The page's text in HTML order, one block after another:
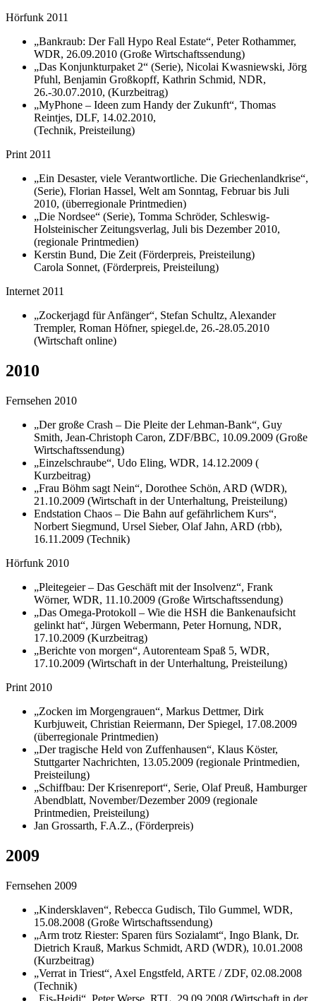
Hörfunk 2011
„Bankraub: Der Fall Hypo Real Estate“, Peter Rothammer,
WDR, 26.09.2010 (Große Wirtschaftssendung)
„Das Konjunkturpaket 2“ (Serie), Nicolai Kwasniewski, Jörg
Pfuhl, Benjamin Großkopff, Kathrin Schmid, NDR,
26.-30.07.2010, (Kurzbeitrag)
„MyPhone – Ideen zum Handy der Zukunft“, Thomas
Reintjes, DLF, 14.02.2010,
(Technik, Preisteilung)
Print 2011
„Ein Desaster, viele Verantwortliche. Die Griechenlandkrise“,
(Serie), Florian Hassel, Welt am Sonntag, Februar bis Juli
2010, (überregionale Printmedien)
„Die Nordsee“ (Serie), Tomma Schröder, Schleswig-
Holsteinischer Zeitungsverlag, Juli bis Dezember 2010,
(regionale Printmedien)
Kerstin Bund, Die Zeit (Förderpreis, Preisteilung)
Carola Sonnet, (Förderpreis, Preisteilung)
Internet 2011
„Zockerjagd für Anfänger“, Stefan Schultz, Alexander
Trempler, Roman Höfner, spiegel.de, 26.-28.05.2010
(Wirtschaft online)
2010
Fernsehen 2010
„Der große Crash – Die Pleite der Lehman-Bank“, Guy
Smith, Jean-Christoph Caron, ZDF/BBC, 10.09.2009 (Große
Wirtschaftssendung)
„Einzelschraube“, Udo Eling, WDR, 14.12.2009 (
Kurzbeitrag)
„Frau Böhm sagt Nein“, Dorothee Schön, ARD (WDR),
21.10.2009 (Wirtschaft in der Unterhaltung, Preisteilung)
Endstation Chaos – Die Bahn auf gefährlichem Kurs“,
Norbert Siegmund, Ursel Sieber, Olaf Jahn, ARD (rbb),
16.11.2009 (Technik)
Hörfunk 2010
„Pleitegeier – Das Geschäft mit der Insolvenz“, Frank
Wörner, WDR, 11.10.2009 (Große Wirtschaftssendung)
„Das Omega-Protokoll – Wie die HSH die Bankenaufsicht
gelinkt hat“, Jürgen Webermann, Peter Hornung, NDR,
17.10.2009 (Kurzbeitrag)
„Berichte von morgen“, Autorenteam Spaß 5, WDR,
17.10.2009 (Wirtschaft in der Unterhaltung, Preisteilung)
Print 2010
„Zocken im Morgengrauen“, Markus Dettmer, Dirk
Kurbjuweit, Christian Reiermann, Der Spiegel, 17.08.2009
(überregionale Printmedien)
„Der tragische Held von Zuffenhausen“, Klaus Köster,
Stuttgarter Nachrichten, 13.05.2009 (regionale Printmedien,
Preisteilung)
„Schiffbau: Der Krisenreport“, Serie, Olaf Preuß, Hamburger
Abendblatt, November/Dezember 2009 (regionale
Printmedien, Preisteilung)
Jan Grossarth, F.A.Z., (Förderpreis)
2009
Fernsehen 2009
„Kindersklaven“, Rebecca Gudisch, Tilo Gummel, WDR,
15.08.2008 (Große Wirtschaftssendung)
„Arm trotz Riester: Sparen fürs Sozialamt“, Ingo Blank, Dr.
Dietrich Krauß, Markus Schmidt, ARD (WDR), 10.01.2008
(Kurzbeitrag)
„Verrat in Triest“, Axel Engstfeld, ARTE / ZDF, 02.08.2008
(Technik)
„Eis-Heidi“, Peter Werse, RTL, 29.09.2008 (Wirtschaft in der